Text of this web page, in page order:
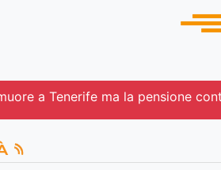
a Tenerife ma la pensione